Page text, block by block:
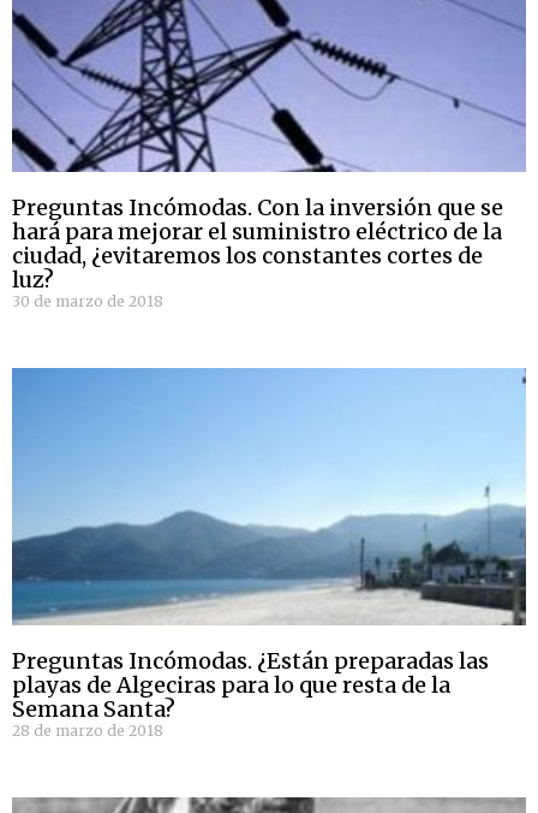
Preguntas Incómodas. Con la inversión que se
hará para mejorar el suministro eléctrico de la
ciudad, ¿evitaremos los constantes cortes de
luz?
30 de marzo de 2018
Preguntas Incómodas. ¿Están preparadas las
playas de Algeciras para lo que resta de la
Semana Santa?
28 de marzo de 2018